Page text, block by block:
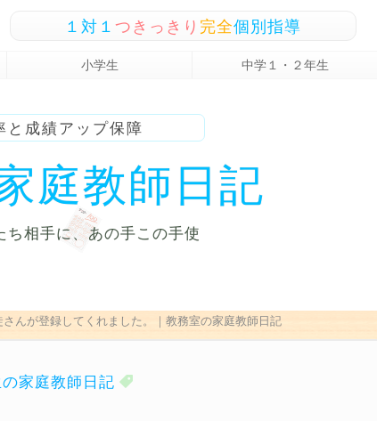
１対１つきっきり 完全個別指導
小学生 中学１・２年生
と成績アップ保障
庭教師日記
ち相手に、あの手この手使
んが登録してくれました。｜教務室の家庭教師日記
家庭教師日記